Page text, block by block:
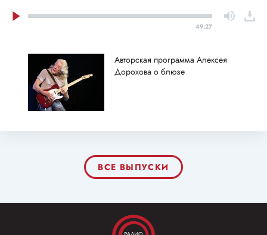
49:27
Авторская программа Алексея
Дорохова о блюзе
ВСЕ ВЫПУСКИ